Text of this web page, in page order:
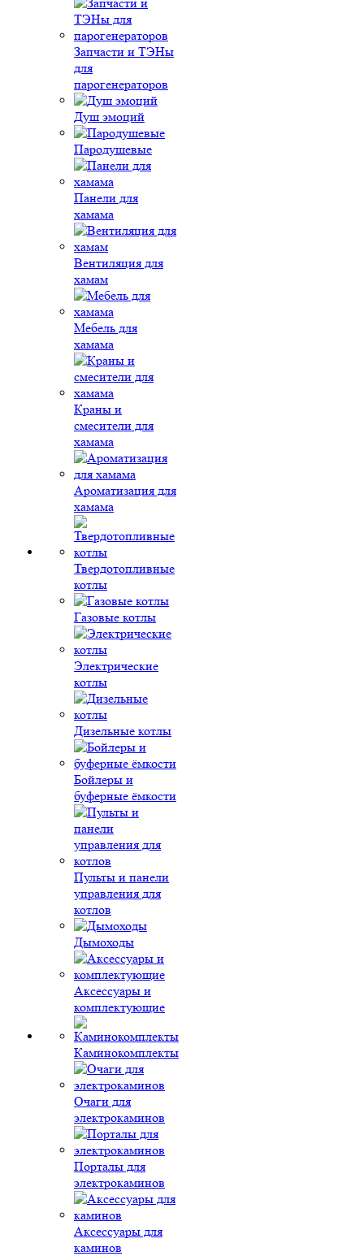
Запчасти и ТЭНы
для
парогенераторов
Душ эмоций
Пародушевые
Панели для
хамама
Вентиляция для
хамам
Мебель для
хамама
Краны и
смесители для
хамама
Ароматизация для
хамама
Твердотопливные
котлы
Газовые котлы
Электрические
котлы
Дизельные котлы
Бойлеры и
буферные ёмкости
Пульты и панели
управления для
котлов
Дымоходы
Аксессуары и
комплектующие
Каминокомплекты
Очаги для
электрокаминов
Порталы для
электрокаминов
Аксессуары для
каминов